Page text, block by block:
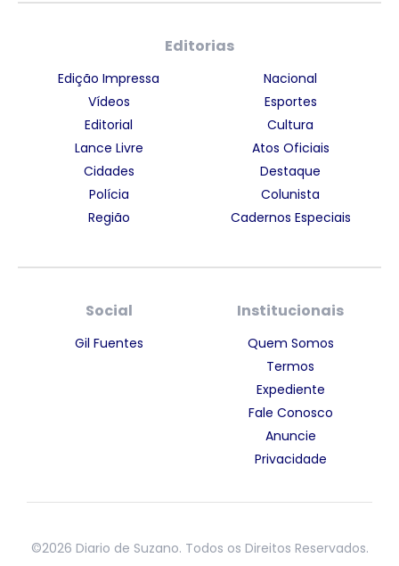
Editorias
Edição Impressa
Vídeos
Editorial
Lance Livre
Cidades
Polícia
Região
Nacional
Esportes
Cultura
Atos Oficiais
Destaque
Colunista
Cadernos Especiais
Social
Gil Fuentes
Institucionais
Quem Somos
Termos
Expediente
Fale Conosco
Anuncie
Privacidade
©2026 Diario de Suzano. Todos os Direitos Reservados.